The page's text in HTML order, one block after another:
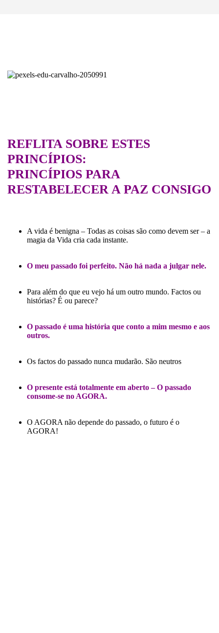
REFLITA SOBRE ESTES
PRINCÍPIOS:
PRINCÍPIOS PARA
RESTABELECER A PAZ CONSIGO
A vida é benigna – Todas as coisas são como devem ser – a
magia da Vida cria cada instante.
O meu passado foi perfeito. Não há nada a julgar nele.
Para além do que eu vejo há um outro mundo. Factos ou
histórias? É ou parece?
O passado é uma história que conto a mim mesmo e aos
outros.
Os factos do passado nunca mudarão. São neutros
O presente está totalmente em aberto – O passado
consome-se no AGORA.
O AGORA não depende do passado, o futuro é o
AGORA!